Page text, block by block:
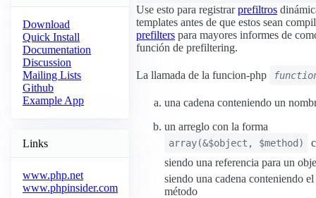
Download
Quick Install
Documentation
Discussion
Mailing Lists
Github
Example App
Links
www.php.net
www.phpinsider.com
Use esto para registrarprefiltros
templates antes de que estos sean
prefilters para mayores informes de
función de prefiltering.
La llamada de la funcion-php
una cadena conteniendo un
un arreglo con la forma
array(&$object, $method)
siendo una referencia para un
siendo una cadena conteniendo
método